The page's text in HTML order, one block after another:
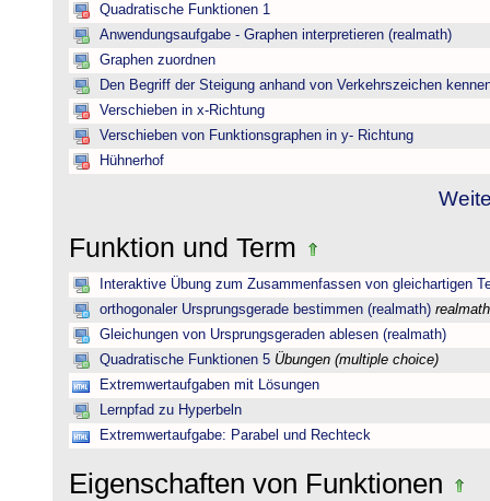
Quadratische Funktionen 1
Anwendungsaufgabe - Graphen interpretieren (realmath)
Graphen zuordnen
Den Begriff der Steigung anhand von Verkehrszeichen
Verschieben in x-Richtung
Verschieben von Funktionsgraphen in y- Richtung
Hühnerhof
Funktion und Term
Interaktive Übung zum Zusammenfassen von gleichartigen
orthogonaler Ursprungsgerade bestimmen (realmath) realmath
Gleichungen von Ursprungsgeraden ablesen (realmath)
Quadratische Funktionen 5 Übungen (multiple choice)
Extremwertaufgaben mit Lösungen
Lernpfad zu Hyperbeln
Extremwertaufgabe: Parabel und Rechteck
Eigenschaften von Funktionen